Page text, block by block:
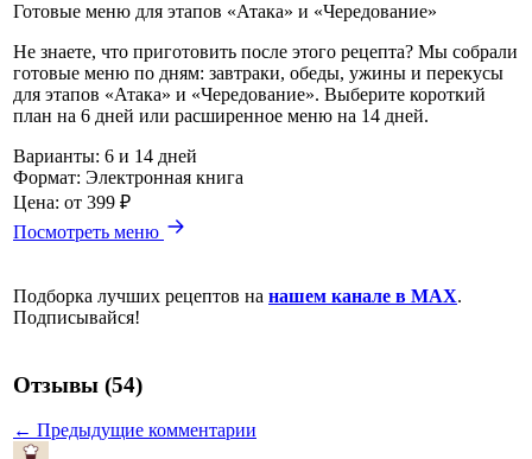
Готовые меню для этапов «Атака» и «Чередование»
Не знаете, что приготовить после этого рецепта? Мы собрали
готовые меню по дням: завтраки, обеды, ужины и перекусы
для этапов «Атака» и «Чередование». Выберите короткий
план на 6 дней или расширенное меню на 14 дней.
Варианты: 6 и 14 дней
Формат: Электронная книга
Цена: от 399 ₽
Посмотреть меню
Подборка лучших рецептов на нашем канале в MAX.
Подписывайся!
Отзывы (54)
← Предыдущие комментарии